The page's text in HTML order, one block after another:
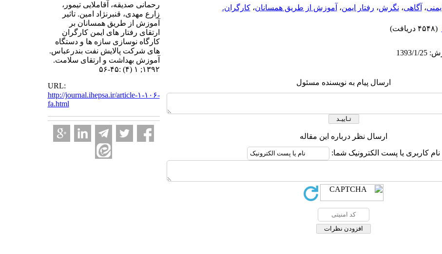
، آگاهی، نگرش، رفتار ایمن، آموزش از طریق همسانان،کارگران.
(۴۵۴۸ دریافت)
ارسال پیام به نویسنده مسئول
ارسال نظر درباره این مقاله
نام کاربری یا پست الکترونیک شما:
رحمانی صدیقه، آقاملایی تیمور،
زارع مهدی، قنبرنژاد امین. تاثیر
آموزش از طریق همسانان بر
ارتقای رفتار های ایمن کارگران
کارگاه نوسازی سازه ها و دستگاه
های شرکت پالایش نفت بندرعباس.
آموزش بهداشت و ارتقای سلامت.
۱۳۹۲; ۱ (۴) :۴۵-۵۶
URL:
http://journal.ihepsa.ir/article-۱-۱۰۶-
fa.html